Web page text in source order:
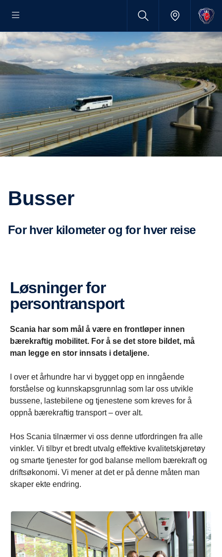
Busser
For hver kilometer og for hver reise
Løsninger for
persontransport
Scania har som mål å være en frontløper innen
bærekraftig mobilitet. For å se det store bildet, må
man legge en stor innsats i detaljene.
I over et århundre har vi bygget opp en inngående
forståelse og kunnskapsgrunnlag som lar oss utvikle
bussene, lastebilene og tjenestene som kreves for å
oppnå bærekraftig transport – over alt.
Hos Scania tilnærmer vi oss denne utfordringen fra alle
vinkler. Vi tilbyr et bredt utvalg effektive kvalitetskjøretøy
og smarte tjenester for god balanse mellom bærekraft og
driftsøkonomi. Vi mener at det er på denne måten man
skaper ekte endring.